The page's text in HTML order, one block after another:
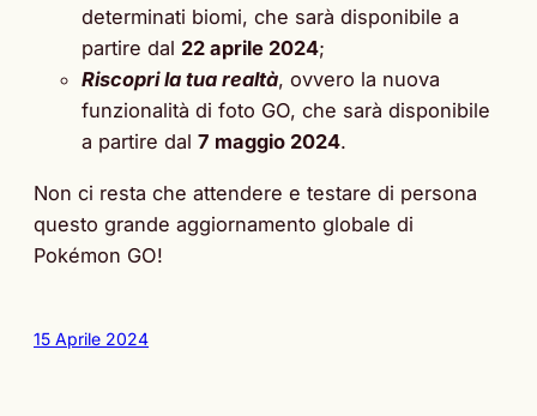
determinati biomi, che sarà disponibile a
partire dal 22 aprile 2024;
Riscopri la tua realtà, ovvero la nuova
funzionalità di foto GO, che sarà disponibile
a partire dal 7 maggio 2024.
Non ci resta che attendere e testare di persona
questo grande aggiornamento globale di
Pokémon GO!
15 Aprile 2024